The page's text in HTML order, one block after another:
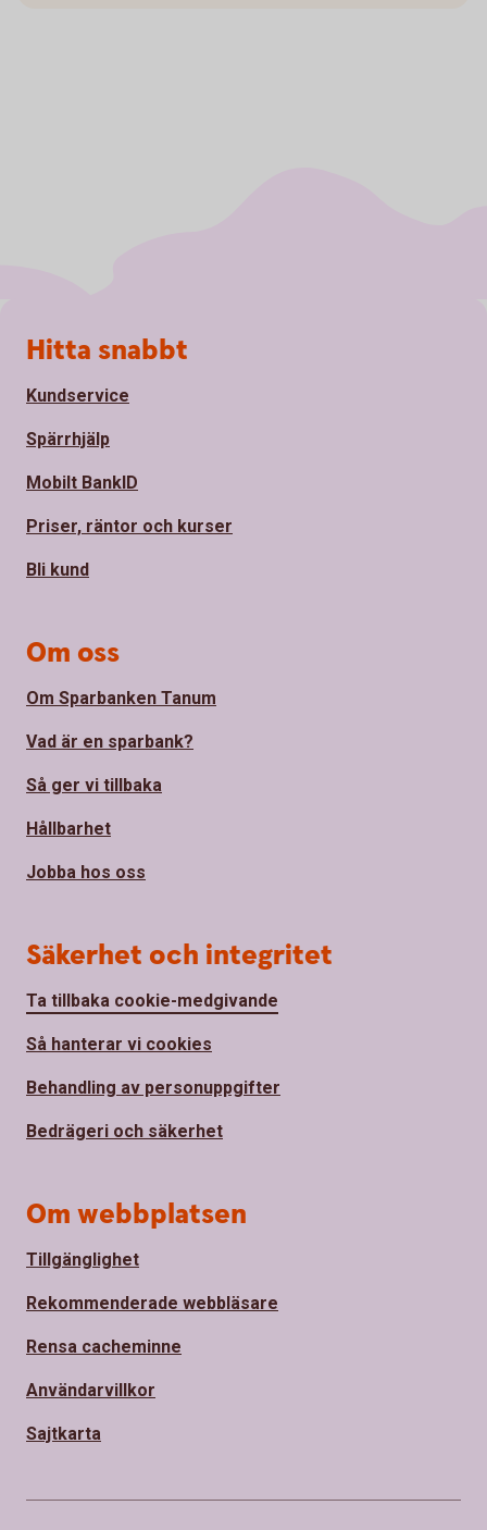
Sidfot
Hitta snabbt
Kundservice
Spärrhjälp
Mobilt BankID
Priser, räntor och kurser
Bli kund
Om oss
Om Sparbanken Tanum
Vad är en sparbank?
Så ger vi tillbaka
Hållbarhet
Jobba hos oss
Säkerhet och integritet
Ta tillbaka cookie-medgivande
Så hanterar vi cookies
Behandling av personuppgifter
Bedrägeri och säkerhet
Om webbplatsen
Tillgänglighet
Rekommenderade webbläsare
Rensa cacheminne
Användarvillkor
Sajtkarta